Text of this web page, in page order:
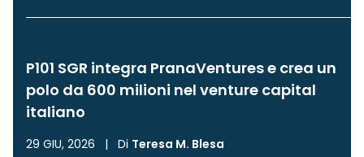
P101 SGR integra PranaVentures e crea un
polo da 600 milioni nel venture capital
italiano
29 GIU, 2026 | Di Teresa M. Blesa